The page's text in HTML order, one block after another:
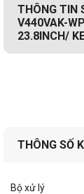
THÔNG TIN
V440VAK-
23.8INCH/
THÔNG SỐ
Bộ xử lý